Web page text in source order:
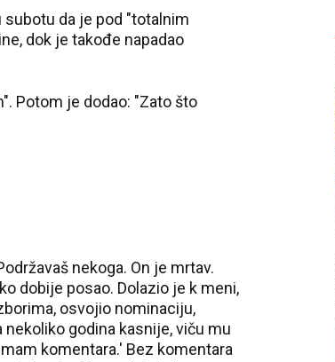
da je pod "totalnim
dok je takođe napadao
Potom je dodao: "Zato što
nekoga. On je mrtav.
dobije posao. Dolazio je k meni,
osvojio nominaciju,
godina kasnije, viču mu
komentara.' Bez komentara